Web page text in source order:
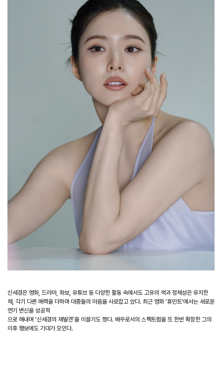
신세경은 영화, 드라마, 화보, 유튜브 등 다양한 활동 속에서도 고유의 색과 정체성은 유지한
채, 각기 다른 매력을 더하며 대중들의 마음을 사로잡고 있다. 최근 영화 ‘휴민트’에서는 새로운
연기 변신을 성공적
으로 해내며 ‘신세경의 재발견’을 이끌기도 했다. 배우로서의 스펙트럼을 또 한번 확장한 그의
이후 행보에도 기대가 모인다.